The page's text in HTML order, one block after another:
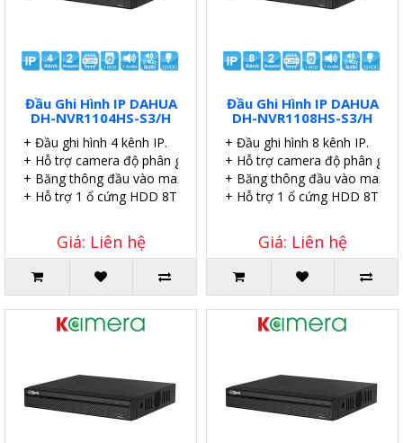
Đầu Ghi Hình IP DAHUA
DH-NVR1104HS-S3/H
+ Đầu ghi hình 4 kênh IP.
+ Hỗ trợ camera độ phân giải 2.0MP.
+ Băng thông đầu vào max 80Mpb.+
+ Hỗ trợ 1 ổ cứng HDD 8TB.
Giá: Liên hệ
Đầu Ghi Hình IP DAHUA
DH-NVR1108HS-S3/H
+ Đầu ghi hình 8 kênh IP.
+ Hỗ trợ camera độ phân giải
+ Băng thông đầu vào max
+ Hỗ trợ 1 ổ cứng HDD 8TB.
Giá: Liên hệ